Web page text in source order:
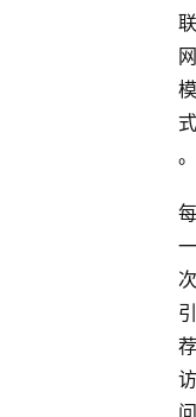
联
网
模
式
。
每
一
次
引
荐
访
问